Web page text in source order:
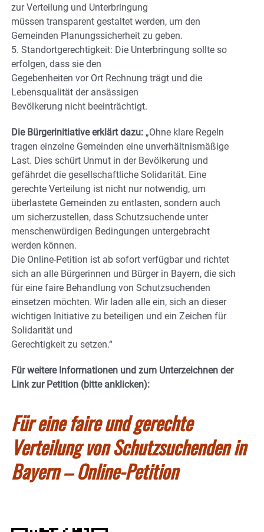
zur Verteilung und Unterbringung
müssen transparent gestaltet werden, um den
Gemeinden Planungssicherheit zu geben.
5. Standortgerechtigkeit: Die Unterbringung sollte so
erfolgen, dass sie den
Gegebenheiten vor Ort Rechnung trägt und die
Lebensqualität der ansässigen
Bevölkerung nicht beeinträchtigt.
Die Bürgerinitiative erklärt dazu: „Ohne klare Regeln
tragen einzelne Gemeinden eine unverhältnismäßige
Last. Dies schürt Unmut in der Bevölkerung und
gefährdet die gesellschaftliche Solidarität. Eine
gerechte Verteilung ist nicht nur notwendig, um
überlastete Gemeinden zu entlasten, sondern auch
um sicherzustellen, dass Schutzsuchende unter
menschenwürdigen Bedingungen untergebracht
werden können.
Die Online-Petition ist ab sofort verfügbar und richtet
sich an alle Bürgerinnen und Bürger in Bayern, die sich
für eine faire Behandlung von Schutzsuchenden
einsetzen möchten. Wir laden alle ein, sich an dieser
wichtigen Initiative zu beteiligen und ein Zeichen für
Solidarität und
Gerechtigkeit zu setzen.“
Für weitere Informationen und zum Unterzeichnen der
Link zur Petition (bitte anklicken):
Für eine faire und gerechte
Verteilung von Schutzsuchenden in
Bayern – Online-Petition